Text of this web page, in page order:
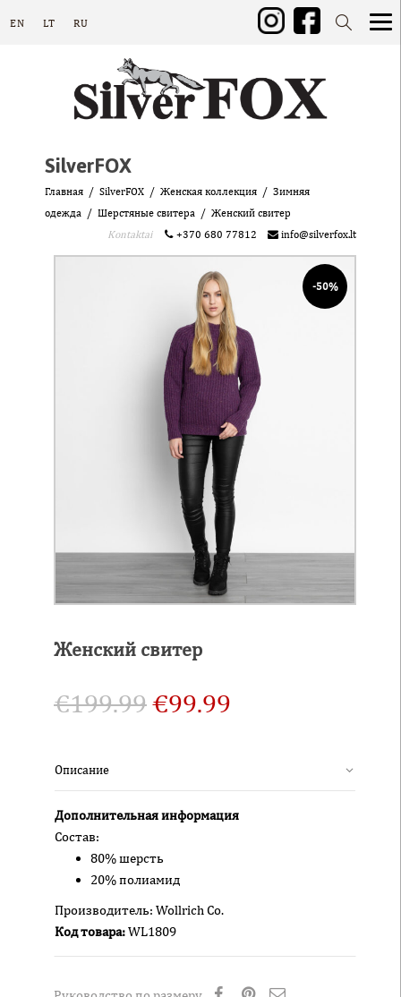
EN LT RU
SilverFOX
Главная SilverFOX Женская коллекция
Зимняя
одежда
Шерстяные свитера
Женский свитер
Kontaktai
+370 680 77812 info@silverfox.lt
-50%
Женский свитер
€199.99€99.99
Описание
Дополнительная информация
Состав:
80% шерсть
20% полиамид
Производитель: Wollrich Co.
Код товара:WL1809